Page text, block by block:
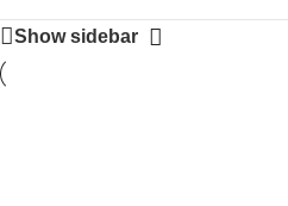
Show sidebar